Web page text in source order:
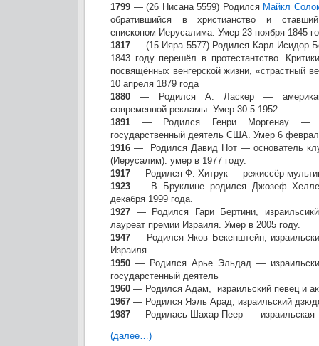
1799 — (26 Нисана 5559) Родился Майкл
обратившийся в христианство и
епископом Иерусалима. Умер 23 ноября 1845
1817 — (15 Ияра 5577) Родился Карл Исидор
1843 году перешёл в протестантство.
посвящённых венгерской жизни, «страстный
10 апреля 1879 года
1880 — Родился А. Ласкер —
современной рекламы. Умер 30.5.1952.
1891 — Родился Генри Моргенау —
государственный деятель США. Умер 6
1916 — Родился Давид Нот — основатель
(Иерусалим). умер в 1977 году.
1917 — Родился Ф. Хитрук — режиссёр-
1923 — В Бруклине родился Джозеф
декабря 1999 года.
1927 — Родился Гари Бертини,
лауреат премии Израиля. Умер в 2005 году.
1947— Родился Яков Бекенштейн,
Израиля
1950 — Родился Арье Эльдад —
государстенный деятель
1960 — Родился Адам, израильский певец и
1967 — Родился Яэль Арад, израильский
1987 — Родилась Шахар Пеер — израильская
(далее…)